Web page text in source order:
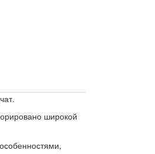
широкой